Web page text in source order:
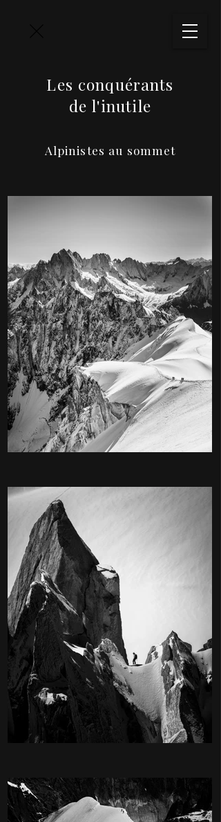
Les conquérants
de l'inutile
Alpinistes au sommet